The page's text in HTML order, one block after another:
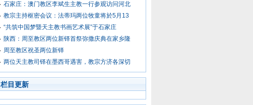
石家庄：澳门教区李斌生主教一行参观访问河北
教宗主持枢密会议：法蒂玛两位牧童将於5月13
“共筑中国梦暨天主教书画艺术展”于石家庄
陕西：周至教区两位新铎首祭弥撒庆典在家乡隆
周至教区祝圣两位新铎
两位天主教司铎在墨西哥遇害，教宗方济各深切
栏目更新